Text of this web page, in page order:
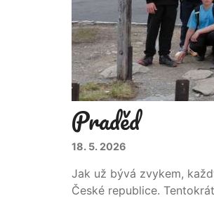
Praděd
18. 5. 2026
Jak už bývá zvykem,
České republice.